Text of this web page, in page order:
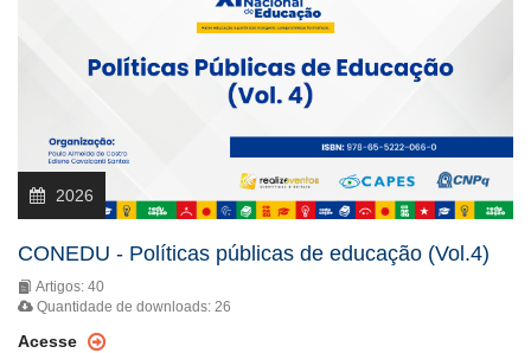
2026
CONEDU - Políticas públicas de educação (Vol.4)
Artigos: 40
Quantidade de downloads: 26
Acesse